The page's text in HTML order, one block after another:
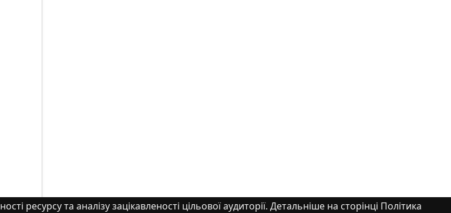
ресурсу та аналізу зацікавленості цільової аудиторії. Детальніше на сторінці Політика